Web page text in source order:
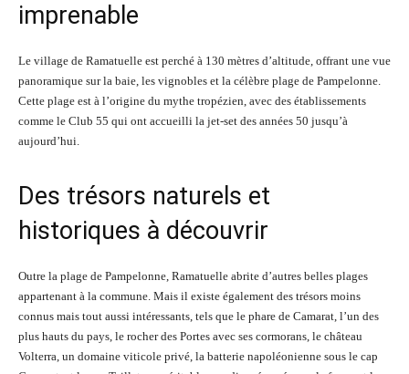
imprenable
Le village de Ramatuelle est perché à 130 mètres d’altitude, offrant une vue
panoramique sur la baie, les vignobles et la célèbre plage de Pampelonne.
Cette plage est à l’origine du mythe tropézien, avec des établissements
comme le Club 55 qui ont accueilli la jet-set des années 50 jusqu’à
aujourd’hui.
Des trésors naturels et
historiques à découvrir
Outre la plage de Pampelonne, Ramatuelle abrite d’autres belles plages
appartenant à la commune. Mais il existe également des trésors moins
connus mais tout aussi intéressants, tels que le phare de Camarat, l’un des
plus hauts du pays, le rocher des Portes avec ses cormorans, le château
Volterra, un domaine viticole privé, la batterie napoléonienne sous le cap